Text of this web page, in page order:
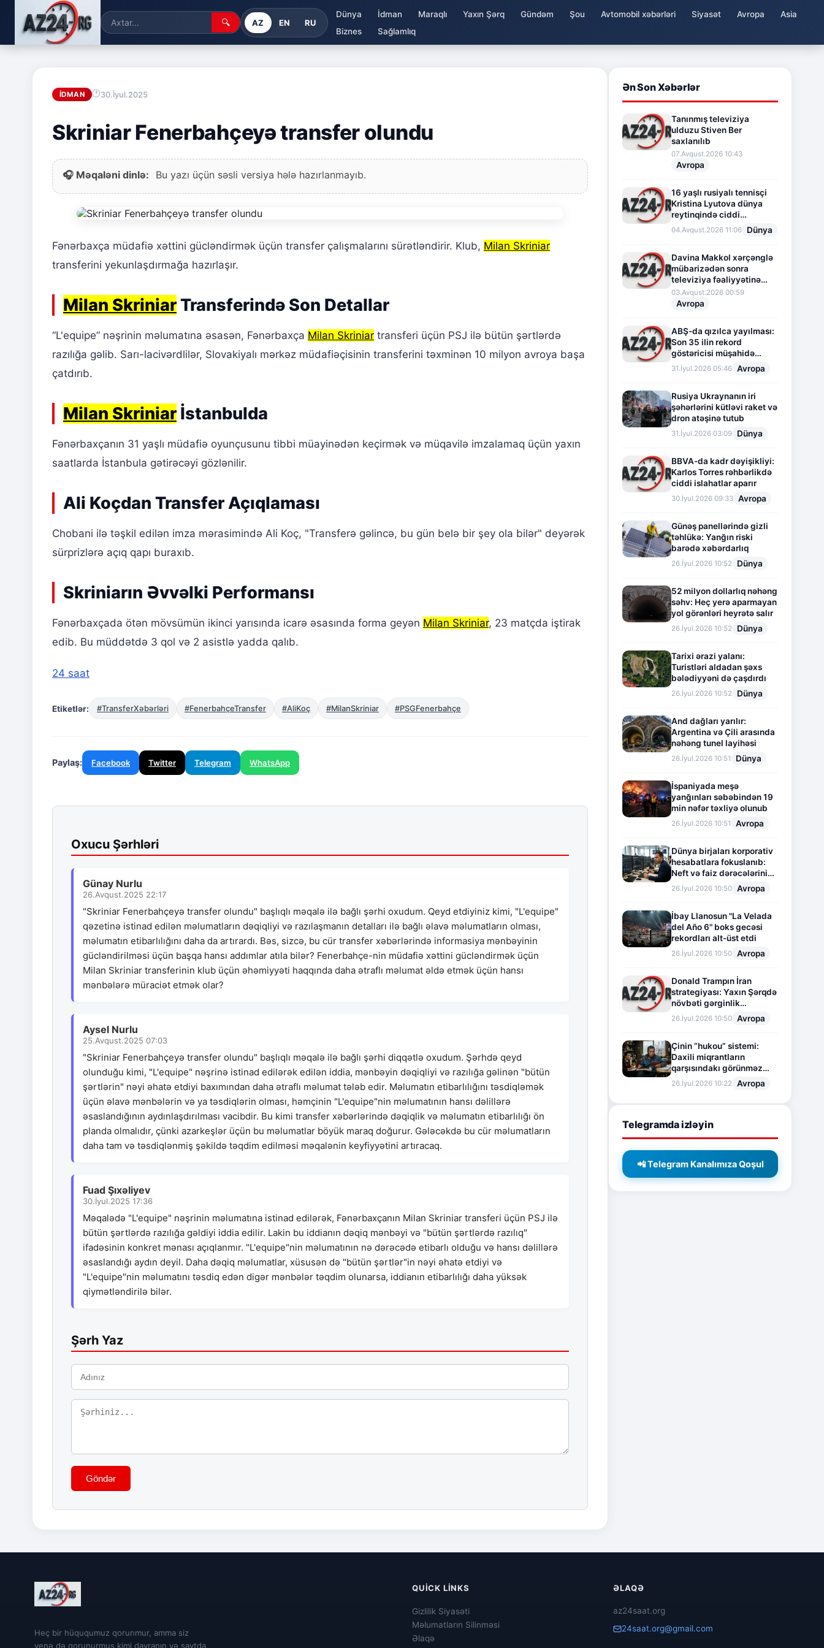
🔍 AZ EN RU
Dünya İdman Maraqlı Yaxın Şərq Gündəm Şou Avtomobil xəbərləri Siyasət Avropa
Asia
Biznes
Sağlamlıq
İDMAN 30.İyul.2025
Skriniar Fenerbahçeyə transfer olundu
🎧 Məqaləni dinlə: Bu yazı üçün səsli versiya hələ hazırlanmayıb.
Fənərbaxça müdafiə xəttini gücləndirmək üçün transfer çalışmalarını sürətləndirir. Klub, Milan Skriniar
transferini yekunlaşdırmağa hazırlaşır.
Milan SkriniarTransferində Son Detallar
“L'equipe” nəşrinin məlumatına əsasən, Fənərbaxça Milan Skriniar transferi üçün PSJ ilə bütün şərtlərdə
razılığa gəlib. Sarı-lacivərdlilər, Slovakiyalı mərkəz müdafiəçisinin transferini təxminən 10 milyon avroya başa
çatdırıb.
Milan Skriniar İstanbulda
Fənərbaxçanın 31 yaşlı müdafiə oyunçusunu tibbi müayinədən keçirmək və müqavilə imzalamaq üçün yaxın
saatlarda İstanbula gətirəcəyi gözlənilir.
Ali Koçdan Transfer Açıqlaması
Chobani ilə təşkil edilən imza mərasimində Ali Koç, "Transferə gəlincə, bu gün belə bir şey ola bilər" deyərək
sürprizlərə açıq qapı buraxıb.
Skriniarın Əvvəlki Performansı
Fənərbaxçada ötən mövsümün ikinci yarısında icarə əsasında forma geyən Milan Skriniar, 23 matçda iştirak
edib. Bu müddətdə 3 qol və 2 asistlə yadda qalıb.
24 saat
Etiketlər: #TransferXəbərləri #FenerbahçeTransfer #AliKoç #MilanSkriniar #PSGFenerbahçe
Paylaş: Facebook Twitter Telegram WhatsApp
Oxucu Şərhləri
Günay Nurlu
26.Avqust.2025 22:17
"Skriniar Fenerbahçeyə transfer olundu" başlıqlı məqalə ilə bağlı şərhi oxudum. Qeyd etdiyiniz kimi, "L'equipe"
qəzetinə istinad edilən məlumatların dəqiqliyi və razılaşmanın detalları ilə bağlı əlavə məlumatların olması,
məlumatın etibarlılığını daha da artırardı. Bəs, sizcə, bu cür transfer xəbərlərində informasiya mənbəyinin
gücləndirilməsi üçün başqa hansı addımlar atıla bilər? Fenerbahçe-nin müdafiə xəttini gücləndirmək üçün
Milan Skriniar transferinin klub üçün əhəmiyyəti haqqında daha ətraflı məlumat əldə etmək üçün hansı
mənbələrə müraciət etmək olar?
Aysel Nurlu
25.Avqust.2025 07:03
"Skriniar Fenerbahçeyə transfer olundu" başlıqlı məqalə ilə bağlı şərhi diqqətlə oxudum. Şərhdə qeyd
olunduğu kimi, "L'equipe" nəşrinə istinad edilərək edilən iddia, mənbəyin dəqiqliyi və razılığa gəlinən "bütün
şərtlərin" nəyi əhatə etdiyi baxımından daha ətraflı məlumat tələb edir. Məlumatın etibarlılığını təsdiqləmək
üçün əlavə mənbələrin və ya təsdiqlərin olması, həmçinin "L'equipe"nin məlumatının hansı dəlillərə
əsaslandığının aydınlaşdırılması vacibdir. Bu kimi transfer xəbərlərində dəqiqlik və məlumatın etibarlılığı ön
planda olmalıdır, çünki azarkeşlər üçün bu məlumatlar böyük maraq doğurur. Gələcəkdə bu cür məlumatların
daha tam və təsdiqlənmiş şəkildə təqdim edilməsi məqalənin keyfiyyətini artıracaq.
Fuad Şıxəliyev
30.İyul.2025 17:36
Məqalədə "L'equipe" nəşrinin məlumatına istinad edilərək, Fənərbaxçanın Milan Skriniar transferi üçün PSJ ilə
bütün şərtlərdə razılığa gəldiyi iddia edilir. Lakin bu iddianın dəqiq mənbəyi və "bütün şərtlərdə razılıq"
ifadəsinin konkret mənası açıqlanmır. "L'equipe"nin məlumatının nə dərəcədə etibarlı olduğu və hansı dəlillərə
əsaslandığı aydın deyil. Daha dəqiq məlumatlar, xüsusən də "bütün şərtlər"in nəyi əhatə etdiyi və
"L'equipe"nin məlumatını təsdiq edən digər mənbələr təqdim olunarsa, iddianın etibarlılığı daha yüksək
qiymətləndirilə bilər.
Şərh Yaz
Göndər
Ən Son Xəbərlər
Tanınmış televiziya
ulduzu Stiven Ber
saxlanılıb
07.Avqust.2026 10:43
Avropa
16 yaşlı rusiyalı tennisçi
Kristina Lyutova dünya
reytinqində ciddi
irəliləyişə imza atdı
04.Avqust.2026 11:06 Dünya
Davina Makkol xərçənglə
mübarizədən sonra
televiziya fəaliyyətinə
fasilə verir
03.Avqust.2026 00:59
Avropa
ABŞ-da qızılca yayılması:
Son 35 ilin rekord
göstəricisi müşahidə
olunur
31.İyul.2026 05:46 Avropa
Rusiya Ukraynanın iri
şəhərlərini kütləvi raket və
dron atəşinə tutub
31.İyul.2026 03:09 Dünya
BBVA-da kadr dəyişikliyi:
Karlos Torres rəhbərlikdə
ciddi islahatlar aparır
30.İyul.2026 09:33 Avropa
Günəş panellərində gizli
təhlükə: Yanğın riski
barədə xəbərdarlıq
26.İyul.2026 10:52 Dünya
52 milyon dollarlıq nəhəng
səhv: Heç yerə aparmayan
yol görənləri heyrətə salır
26.İyul.2026 10:52 Dünya
Tarixi ərazi yalanı:
Turistləri aldadan şəxs
bələdiyyəni də çaşdırdı
26.İyul.2026 10:52 Dünya
And dağları yarılır:
Argentina və Çili arasında
nəhəng tunel layihəsi
26.İyul.2026 10:51 Dünya
İspaniyada meşə
yanğınları səbəbindən 19
min nəfər təxliyə olunub
26.İyul.2026 10:51 Avropa
Dünya birjaları korporativ
hesabatlara fokuslanıb:
Neft və faiz dərəcələrinin
təsiri altında cari vəziyyət
26.İyul.2026 10:50 Avropa
İbay Llanosun "La Velada
del Año 6" boks gecəsi
rekordları alt-üst etdi
26.İyul.2026 10:50 Avropa
Donald Trampın İran
strategiyası: Yaxın Şərqdə
növbəti gərginlik
mərhələsi
26.İyul.2026 10:50 Avropa
Çinin “hukou” sistemi:
Daxili miqrantların
qarşısındakı görünməz
sədd
26.İyul.2026 10:22 Avropa
Telegramda izləyin
📲 Telegram Kanalımıza Qoşul
Heç bir hüququmuz qorunmur, amma siz
yenə də qorunurmuş kimi davranın və saytda
QUICK LINKS
Gizlilik Siyasəti
Məlumatların Silinməsi
Əlaqə
ƏLAQƏ
az24saat.org
24saat.org@gmail.com